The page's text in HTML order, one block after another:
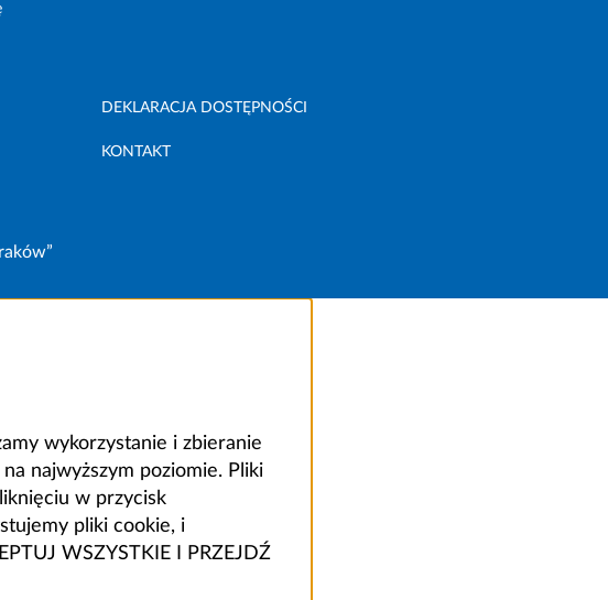
DEKLARACJA DOSTĘPNOŚCI
KONTAKT
wykorzystanie i zbieranie
najwyższym poziomie. Pliki
w przycisk
pliki cookie, i
WSZYSTKIE I PRZEJDŹ